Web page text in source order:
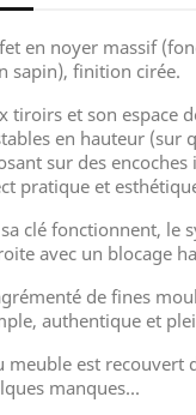
en noyer massif
sapin), finition cirée.
tiroirs et son espace
en hauteur (sur
sur des
pratique et
clé fonctionnent, le
avec un blocage
de fines
authentique et
meuble est recouvert
manques...